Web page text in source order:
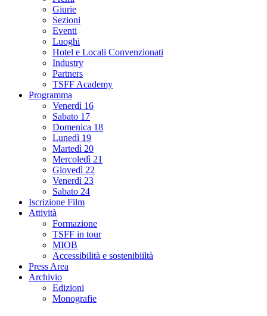
Giurie
Sezioni
Eventi
Luoghi
Hotel e Locali Convenzionati
Industry
Partners
TSFF Academy
Programma
Venerdì 16
Sabato 17
Domenica 18
Lunedì 19
Martedì 20
Mercoledì 21
Giovedì 22
Venerdì 23
Sabato 24
Iscrizione Film
Attività
Formazione
TSFF in tour
MIOB
Accessibilità e sostenibiiltà
Press Area
Archivio
Edizioni
Monografie